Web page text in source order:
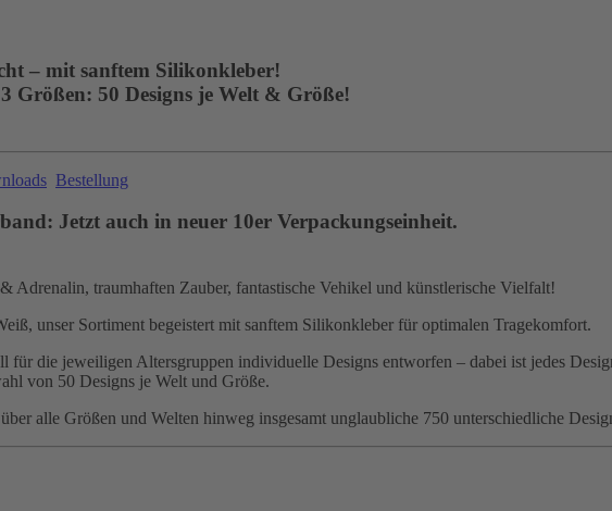
– mit sanftem Silikonkleber!
Größen: 50 Designs je Welt & Größe!
Bestellung
Jetzt auch in neuer 10er Verpackungseinheit.
Adrenalin, traumhaften Zauber, fantastische Vehikel und künstlerische Vielfalt!
unser Sortiment begeistert mit sanftem Silikonkleber für optimalen Tragekomfort.
für die jeweiligen Altersgruppen individuelle Designs entworfen – dabei ist jedes
von 50 Designs je Welt und Größe.
alle Größen und Welten hinweg insgesamt unglaubliche 750 unterschiedliche